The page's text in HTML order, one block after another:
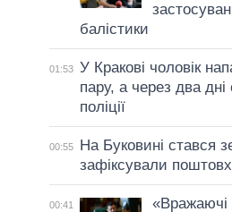
балістики
01:53 У Кракові чоловік
пару, а через два
поліції
00:55
На Буковині стався
зафіксували
00:41
«Вражаючі